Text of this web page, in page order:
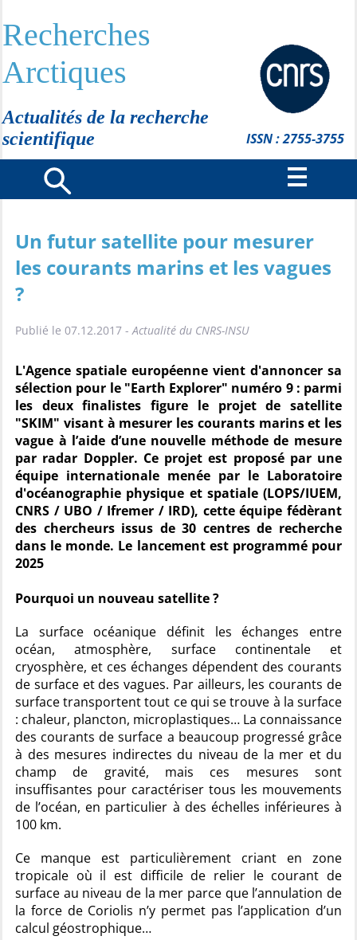
Recherches
Arctiques
Actualités de la recherche
scientifique
ISSN : 2755-3755
Un futur satellite pour mesurer
les courants marins et les vagues
?
Publié le 07.12.2017 -Actualité du CNRS-INSU
L'Agence spatiale européenne vient d'annoncer sa
sélection pour le "Earth Explorer" numéro 9 : parmi
les deux finalistes figure le projet de satellite
"SKIM" visant à mesurer les courants marins et les
vague à l’aide d’une nouvelle méthode de mesure
par radar Doppler. Ce projet est proposé par une
équipe internationale menée par le Laboratoire
d'océanographie physique et spatiale (LOPS/IUEM,
CNRS / UBO / Ifremer / IRD), cette équipe fédèrant
des chercheurs issus de 30 centres de recherche
dans le monde. Le lancement est programmé pour
2025
Pourquoi un nouveau satellite ?
La surface océanique définit les échanges entre
océan, atmosphère, surface continentale et
cryosphère, et ces échanges dépendent des courants
de surface et des vagues. Par ailleurs, les courants de
surface transportent tout ce qui se trouve à la surface
: chaleur, plancton, microplastiques… La connaissance
des courants de surface a beaucoup progressé grâce
à des mesures indirectes du niveau de la mer et du
champ de gravité, mais ces mesures sont
insuffisantes pour caractériser tous les mouvements
de l’océan, en particulier à des échelles inférieures à
100 km.
Ce manque est particulièrement criant en zone
tropicale où il est difficile de relier le courant de
surface au niveau de la mer parce que l’annulation de
la force de Coriolis n’y permet pas l’application d’un
calcul géostrophique…